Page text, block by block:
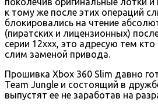
к тому же после этих операций
блокировались на чтение
(пиратских и лицензионных)
серии 12ххх, это адресую тем
слим заменой привода.
Прошивка Xbox 360 Slim давно
Team Jungle и состоящий в
выпустят ее не заработав на